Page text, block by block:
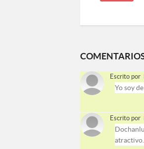
Escrito por
Yo soy
Escrito por